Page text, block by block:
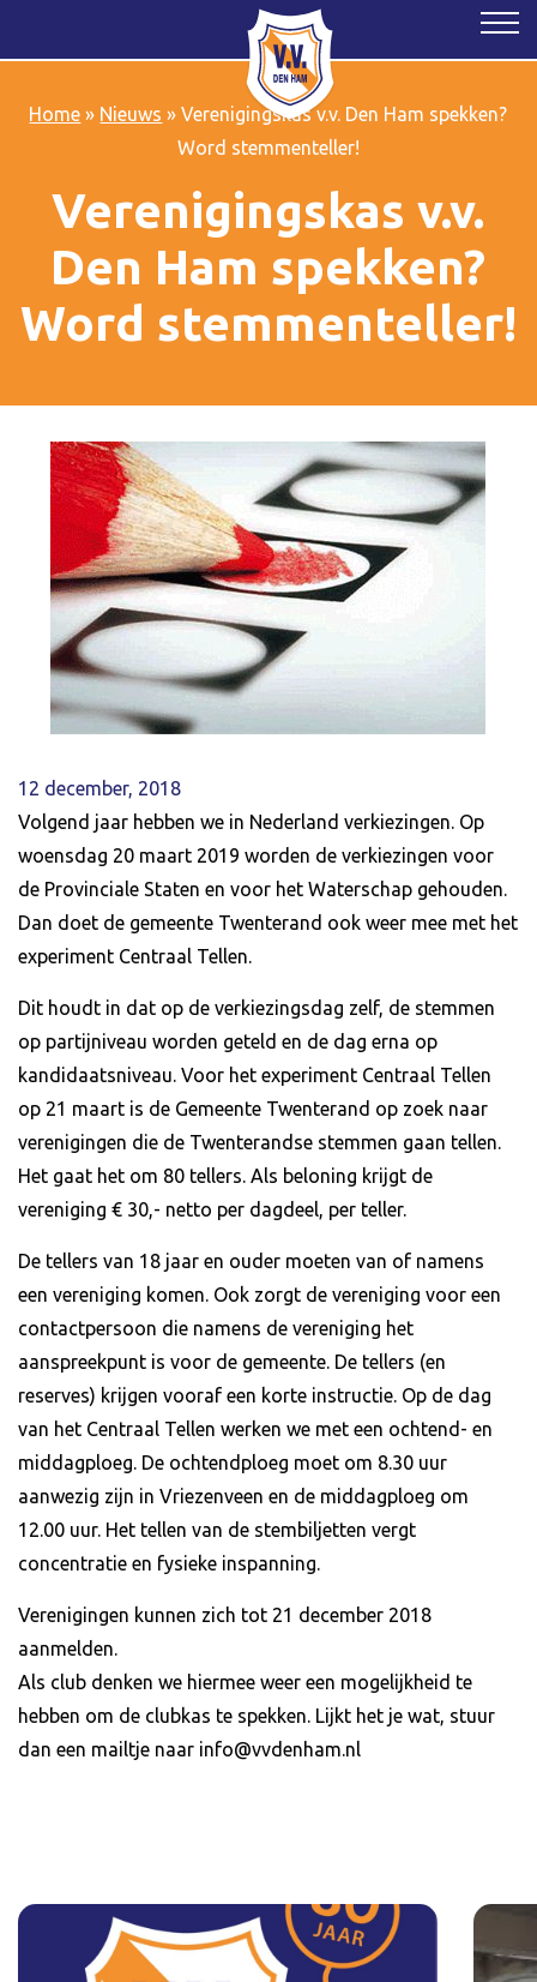
Home » Nieuws »Verenigingskas v.v. Den Ham spekken?
Word stemmenteller!
Verenigingskas v.v.
Den Ham spekken?
Word stemmenteller!
12 december, 2018
Volgend jaar hebben we in Nederland verkiezingen. Op
woensdag 20 maart 2019 worden de verkiezingen voor
de Provinciale Staten en voor het Waterschap gehouden.
Dan doet de gemeente Twenterand ook weer mee met het
experiment Centraal Tellen.
Dit houdt in dat op de verkiezingsdag zelf, de stemmen
op partijniveau worden geteld en de dag erna op
kandidaatsniveau. Voor het experiment Centraal Tellen
op 21 maart is de Gemeente Twenterand op zoek naar
verenigingen die de Twenterandse stemmen gaan tellen.
Het gaat het om 80 tellers. Als beloning krijgt de
vereniging € 30,- netto per dagdeel, per teller.
De tellers van 18 jaar en ouder moeten van of namens
een vereniging komen. Ook zorgt de vereniging voor een
contactpersoon die namens de vereniging het
aanspreekpunt is voor de gemeente. De tellers (en
reserves) krijgen vooraf een korte instructie. Op de dag
van het Centraal Tellen werken we met een ochtend- en
middagploeg. De ochtendploeg moet om 8.30 uur
aanwezig zijn in Vriezenveen en de middagploeg om
12.00 uur. Het tellen van de stembiljetten vergt
concentratie en fysieke inspanning.
Verenigingen kunnen zich tot 21 december 2018
aanmelden.
Als club denken we hiermee weer een mogelijkheid te
hebben om de clubkas te spekken. Lijkt het je wat, stuur
dan een mailtje naar info@vvdenham.nl